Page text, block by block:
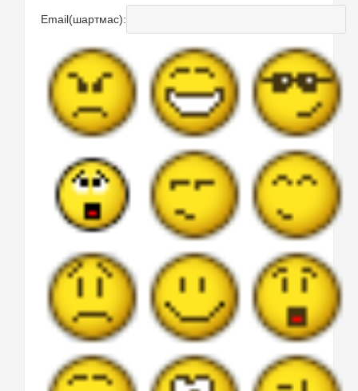
Email(шартмас):